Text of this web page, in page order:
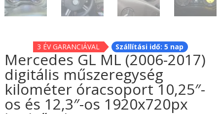
3 ÉV GARANCIÁVAL Szállítási idő: 5 nap
Mercedes GL ML (2006-2017)
digitális műszeregység
kilométer óracsoport 10,25″-
os és 12,3″-os 1920x720px